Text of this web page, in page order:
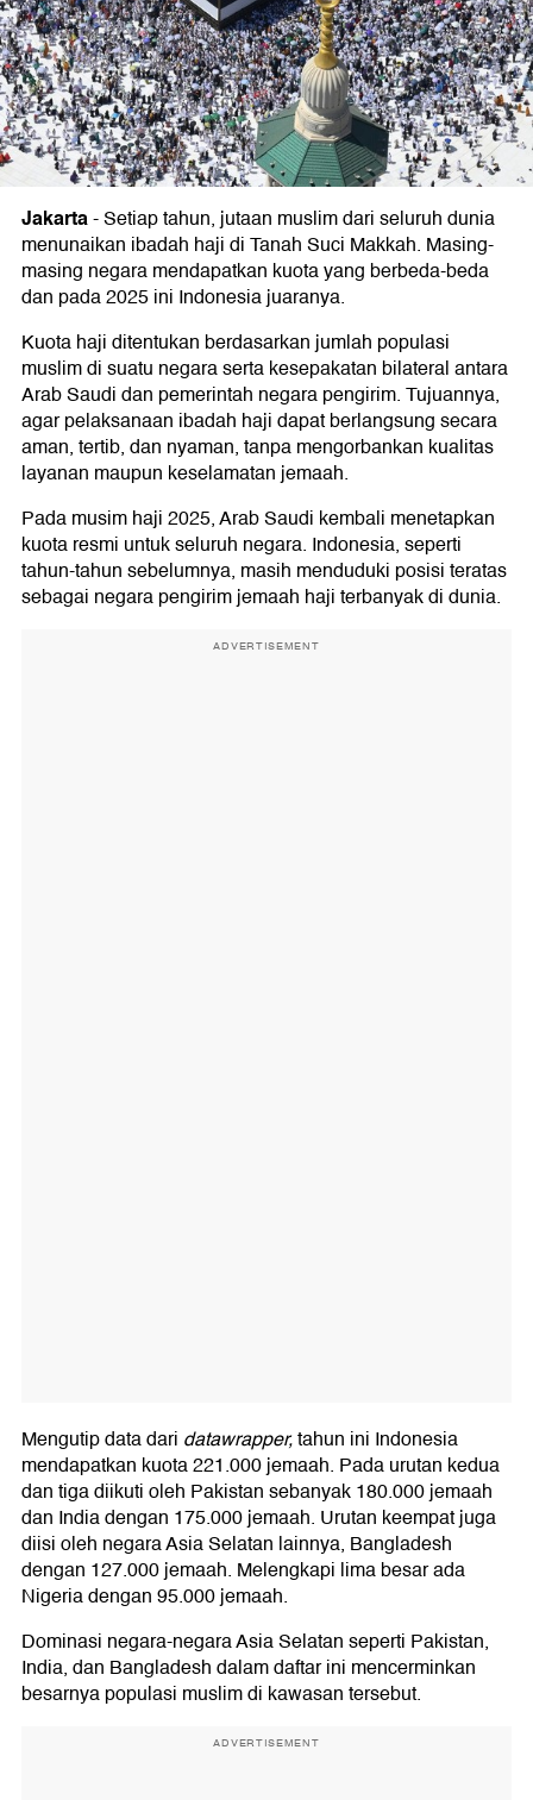
Jakarta-Setiap tahun, jutaan muslim dari seluruh dunia
menunaikan ibadah haji di Tanah Suci Makkah. Masing-
masing negara mendapatkan kuota yang berbeda-beda
dan pada 2025 ini Indonesia juaranya.
Kuota haji ditentukan berdasarkan jumlah populasi
muslim di suatu negara serta kesepakatan bilateral antara
Arab Saudi dan pemerintah negara pengirim. Tujuannya,
agar pelaksanaan ibadah haji dapat berlangsung secara
aman, tertib, dan nyaman, tanpa mengorbankan kualitas
layanan maupun keselamatan jemaah.
Pada musim haji 2025, Arab Saudi kembali menetapkan
kuota resmi untuk seluruh negara. Indonesia, seperti
tahun-tahun sebelumnya, masih menduduki posisi teratas
sebagai negara pengirim jemaah haji terbanyak di dunia.
ADVERTISEMENT
Mengutip data dari datawrapper,tahun ini Indonesia
mendapatkan kuota 221.000 jemaah. Pada urutan kedua
dan tiga diikuti oleh Pakistan sebanyak 180.000 jemaah
dan India dengan 175.000 jemaah. Urutan keempat juga
diisi oleh negara Asia Selatan lainnya, Bangladesh
dengan 127.000 jemaah. Melengkapi lima besar ada
Nigeria dengan 95.000 jemaah.
Dominasi negara-negara Asia Selatan seperti Pakistan,
India, dan Bangladesh dalam daftar ini mencerminkan
besarnya populasi muslim di kawasan tersebut.
ADVERTISEMENT